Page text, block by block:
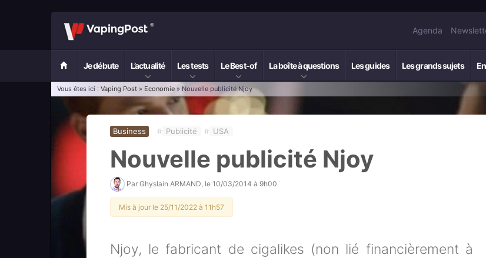
Agenda
Je débute L’actualité Les tests Le Best-of La boîte à questions Les guides Les grands sujets
Vous êtes ici : Vaping Post » Economie » Nouvelle publicité Njoy
Business # Publicité # USA
Nouvelle publicité Njoy
Par Ghyslain ARMAND , le 10/03/2014 à 9h00
Mis à jour le 25/11/2022 à 11h57
Njoy, le fabricant de cigalikes (non lié financièrement à